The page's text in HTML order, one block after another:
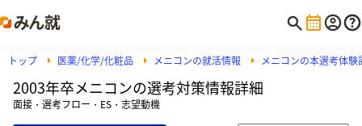
トップ 医薬/化学/化粧品 メニコンの就活情報 メニコンの本選考体験
2003年卒メニコンの選考対策情報詳細
面接・選考フロー・ES・志望動機